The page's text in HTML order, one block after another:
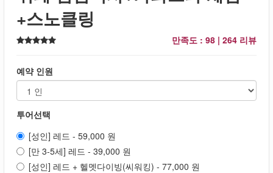
+스노클링
만족도 : 98 | 264 리뷰
예약 인원
투어선택
[성인] 레드 - 59,000 원
[만 3-5세] 레드 - 39,000 원
[성인] 레드 + 헬멧다이빙(씨워킹) - 77,000 원